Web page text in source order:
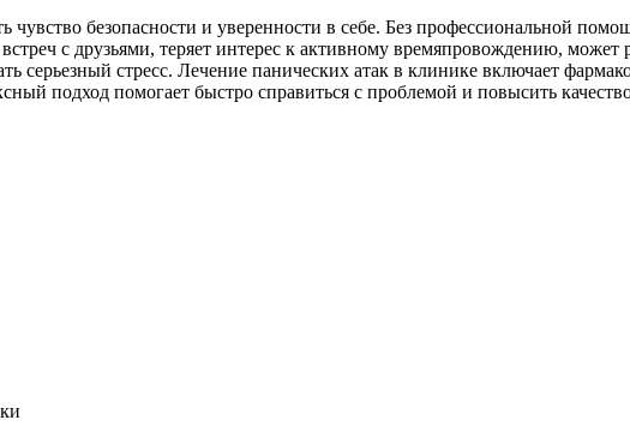
безопасности и уверенности в себе. Без профессиональной
с друзьями, теряет интерес к активному времяпровождению, может
стресс. Лечение панических атак в клинике включает
подход помогает быстро справиться с проблемой и повысить